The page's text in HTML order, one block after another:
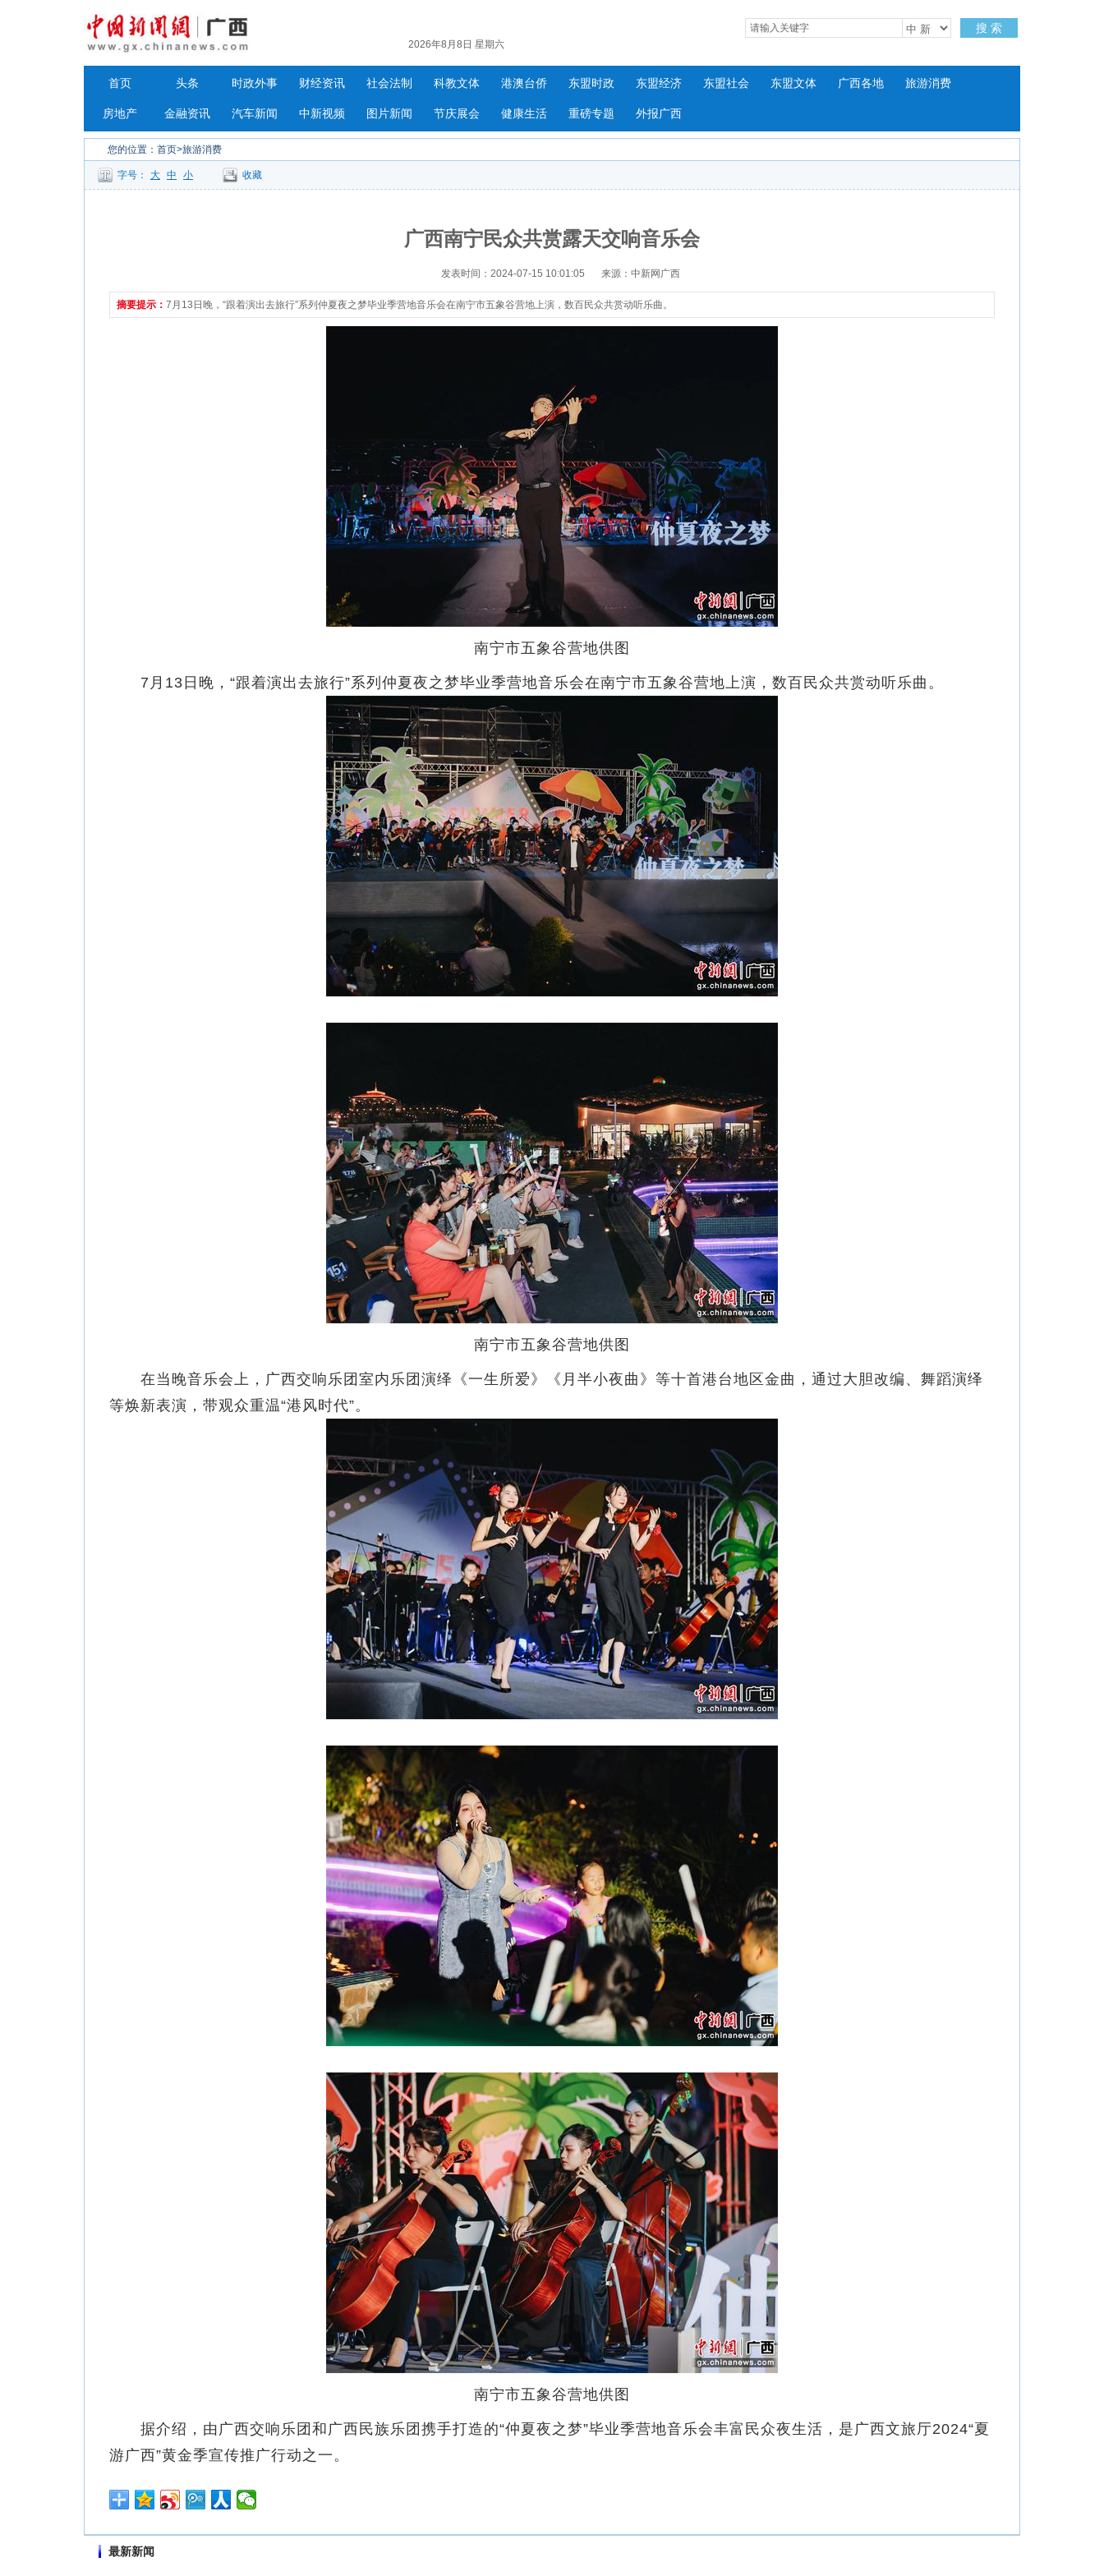
2026年8月8日 星期六
搜 索
首页 头条 时政外事 财经资讯 社会法制 科教文体 港澳台侨 东盟时政 东盟经济 东盟社会 东盟文体 广西各地 旅游消费
房地产 金融资讯 汽车新闻 中新视频 图片新闻 节庆展会 健康生活 重磅专题 外报广西
您的位置： 首页>旅游消费
字号： 大 中 小 收藏
广西南宁民众共赏露天交响音乐会
发表时间：2024-07-15 10:01:05 来源：中新网广西
摘要提示： 7月13日晚，“跟着演出去旅行”系列仲夏夜之梦毕业季营地音乐会在南宁市五象谷营地上演，数百民众共赏动听乐曲。
南宁市五象谷营地供图
7月13日晚，“跟着演出去旅行”系列仲夏夜之梦毕业季营地音乐会在南宁市五象谷营地上演，数百民众共赏动听乐曲。
南宁市五象谷营地供图
在当晚音乐会上，广西交响乐团室内乐团演绎《一生所爱》《月半小夜曲》等十首港台地区金曲，通过大胆改编、舞蹈演绎
等焕新表演，带观众重温“港风时代”。
南宁市五象谷营地供图
据介绍，由广西交响乐团和广西民族乐团携手打造的“仲夏夜之梦”毕业季营地音乐会丰富民众夜生活，是广西文旅厅2024“夏
游广西”黄金季宣传推广行动之一。
最新新闻